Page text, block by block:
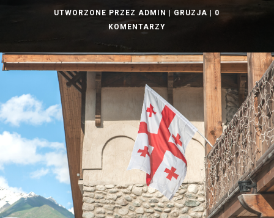
UTWORZONE PRZEZADMIN GRUZJA
0
KOMENTARZY